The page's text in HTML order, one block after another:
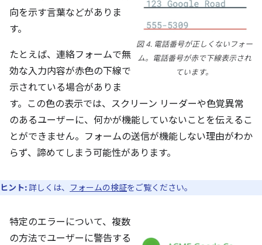
図 4. 電話番号が正しくないフォー
ム。電話番号が赤で下線表示され
ています。
向を示す言葉などがありま
す。
たとえば、連絡フォームで無
効な入力内容が赤色の下線で
示されている場合がありま
す。この色の表示では、スクリーン リーダーや色覚異常
のあるユーザーに、何かが機能していないことを伝えるこ
とができません。フォームの送信が機能しない理由がわか
らず、諦めてしまう可能性があります。
ヒント:詳しくは、 フォームの検証をご覧ください。
特定のエラーについて、複数
の方法でユーザーに警告する